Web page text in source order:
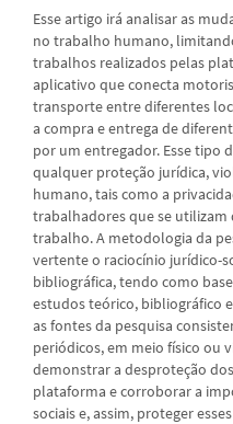
Esse artigo irá analisar as
no trabalho humano,
trabalhos realizados pelas
aplicativo que conecta
transporte entre diferentes
a compra e entrega de
por um entregador. Esse tipo
qualquer proteção jurídica,
humano, tais como a
trabalhadores que se utilizam
trabalho. A metodologia da
vertente o raciocínio jurídico-
bibliográfica, tendo como
estudos teórico, bibliográfico
as fontes da pesquisa
periódicos, em meio físico ou
demonstrar a desproteção
plataforma e corroborar a
sociais e, assim, proteger